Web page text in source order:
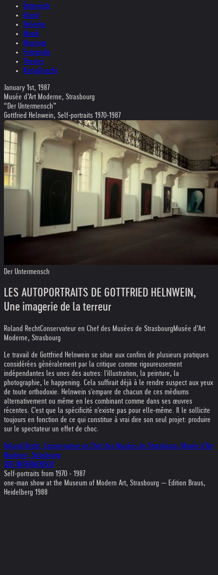
Österreich
Irland
Helvetia
Musik
Museum
Fotografie
Theater
Kristallnacht
January 1st, 1987
Musée d’Art Moderne, Strasbourg
“Der Untermensch”
Gottfried Helnwein, Self-portraits 1970-1987
Der Untermensch
LES AUTOPORTRAITS DE GOTTFRIED HELNWEIN,
Une imagerie de la terreur
Roland RechtConservateur en Chef des Musées de StrasbourgMusée d’Art
Moderne, Strasbourg
Le travail de Gottfried Helnwein se situe aux confins de plusieurs pratiques
considérées généralement par la critique comme rigoureusement
indépendantes les unes des autres: l'illustration, la peinture, la
photographie, le happening. Cela suffirait déjà à le rendre suspect aux yeux
de toute orthodoxie. Helnwein s'empare de chacun de ces médiums
alternativement ou même en les combinant comme dans ses œuvres
récentes. C'est que la spécificité n'existe pas pour elle-même. Il le sollicite
toujours en fonction de ce qui constitue à vrai dire son seul projet: produire
sur le spectateur un effet de choc.
Roland Recht, Conservateur en Chef des Musées de Strasbourg, Musée d’Art
Moderne, Strasbourg
DER UNTERMENSCH
Self-portraits from 1970 - 1987
one-man show at the Museum of Modern Art, Strasbourg — Edition Braus,
Heidelberg 1988